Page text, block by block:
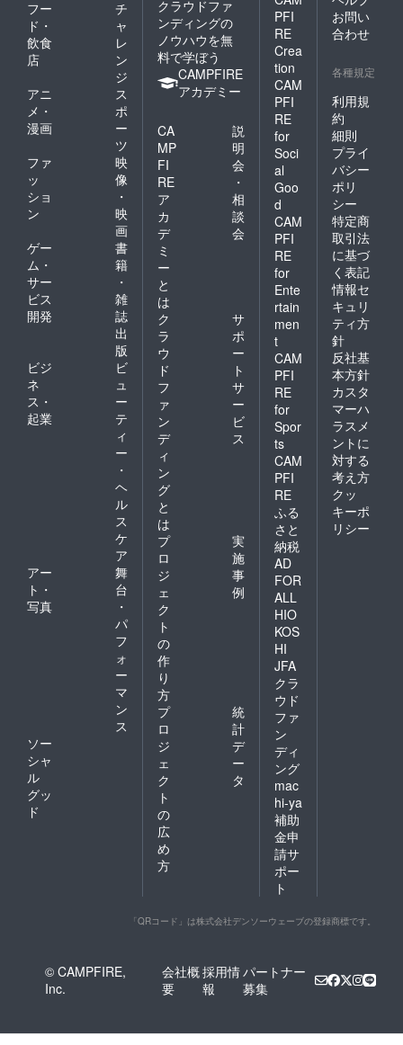
フー
ド・
飲食
店
チ
ャ
レ
ン
ジ
アニ
メ・
漫画
ス
ポ
ー
ツ
ファ
ッ
ショ
ン
映
像
・
映
画
ゲー
ム・
サー
ビス
開発
書
籍
・
雑
誌
出
版
ビジ
ネ
ス・
起業
ビ
ュ
ー
テ
ィ
ー
・
ヘ
ル
ス
ケ
ア
アー
ト・
写真
舞
台
・
パ
フ
ォ
ー
マ
ン
ス
ソー
シャ
ル
グッ
ド
クラウドファ
ンディングの
ノウハウを無
料で学ぼう
CAMPFIRE
アカデミー
CA
MP
FI
RE
ア
カ
デ
ミ
ー
と
は
説
明
会
・
相
談
会
ク
ラ
ウ
ド
フ
ァ
ン
デ
ィ
ン
グ
と
は
サ
ポ
ー
ト
サ
ー
ビ
ス
プ
ロ
ジ
ェ
ク
ト
の
作
り
方
実
施
事
例
プ
ロ
ジ
ェ
ク
ト
の
広
め
方
統
計
デ
ー
タ
PFI
RE
Crea
tion
CAM
PFI
RE
for
Soci
al
Goo
d
CAM
PFI
RE
for
Ente
rtain
men
t
CAM
PFI
RE
for
Spor
ts
CAM
PFI
RE
ふる
さと
納税
AD
FOR
ALL
HIO
KOS
HI
JFA
クラ
ウド
ファ
ン
ディ
ング
mac
hi-ya
補助
金申
請サ
ポー
ト
お問い
合わせ
各種規定
利用規
約
細則
プライ
バシー
ポリ
シー
特定商
取引法
に基づ
く表記
情報セ
キュリ
ティ方
針
反社基
本方針
カスタ
マーハ
ラスメ
ントに
対する
考え方
クッ
キーポ
リシー
「QRコード」は株式会社デンソーウェーブの登録商標です。
© CAMPFIRE,
Inc.
会社概
要
採用情
報
パートナー
募集